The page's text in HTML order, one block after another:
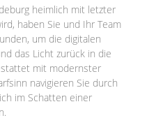
heimlich mit letzter
haben Sie und Ihr Team
um die digitalen
das Licht zurück in die
mit modernster
navigieren Sie durch
im Schatten einer